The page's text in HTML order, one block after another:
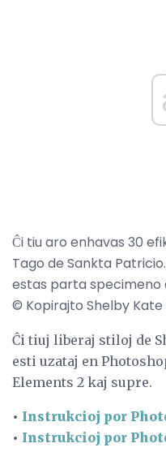
Ĉi tiu aro enhavas 30
Tago de Sankta
estas parta specimeno
© Kopirajto Shelby Kate
Ĉi tiuj liberaj stiloj de
esti uzataj en
Elements 2 kaj supre.
• Instrukcioj por
• Instrukcioj por